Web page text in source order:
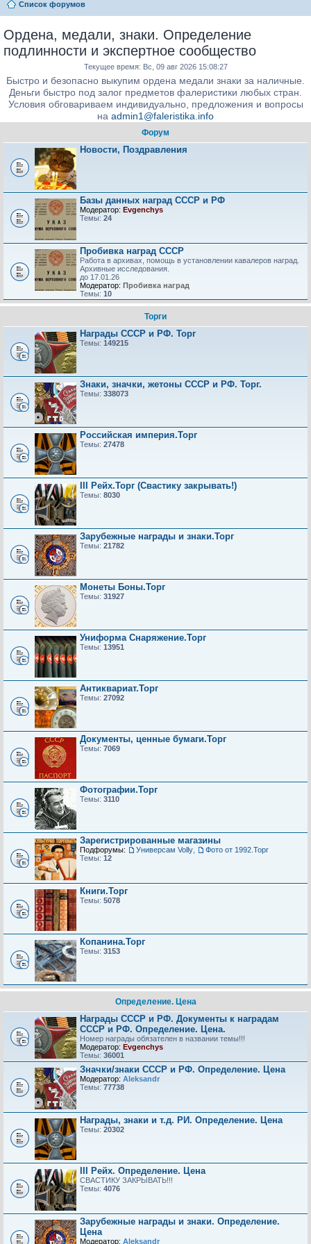
Список форумов
Ордена, медали, знаки. Определение
подлинности и экспертное сообщество
Текущее время: Вс, 09 авг 2026 15:08:27
Быстро и безопасно выкупим ордена медали знаки за наличные.
Деньги быстро под залог предметов фалеристики любых стран.
Условия обговариваем индивидуально, предложения и вопросы
на admin1@faleristika.info
Форум
Новости, Поздравления
Базы данных наград СССР и РФ
Модератор: Evgenchys
Темы: 24
Пробивка наград СССР
Работа в архивах, помощь в установлении кавалеров наград.
Архивные исследования.
до 17.01.26
Модератор: Пробивка наград
Темы: 10
Торги
Награды СССР и РФ. Торг
Темы: 149215
Знаки, значки, жетоны СССР и РФ. Торг.
Темы: 338073
Российская империя.Торг
Темы: 27478
III Рейх.Торг (Свастику закрывать!)
Темы: 8030
Зарубежные награды и знаки.Торг
Темы: 21782
Монеты Боны.Торг
Темы: 31927
Униформа Снаряжение.Торг
Темы: 13951
Антиквариат.Торг
Темы: 27092
Документы, ценные бумаги.Торг
Темы: 7069
Фотографии.Торг
Темы: 3110
Зарегистрированные магазины
Подфорумы: Универсам Volly
Фото от 1992.Торг
Темы: 12
Книги.Торг
Темы: 5078
Копанина.Торг
Темы: 3153
Определение. Цена
Награды СССР и РФ. Документы к наградам
СССР и РФ. Определение. Цена.
Номер награды обязателен в названии темы!!!
Модератор: Evgenchys
Темы: 36001
Значки/знаки СССР и РФ. Определение. Цена
Модератор: Aleksandr
Темы: 77738
Награды, знаки и т.д. РИ. Определение. Цена
Темы: 20302
III Рейх. Определение. Цена
СВАСТИКУ ЗАКРЫВАТЬ!!!
Темы: 4076
Зарубежные награды и знаки. Определение.
Цена
Модератор: Aleksandr